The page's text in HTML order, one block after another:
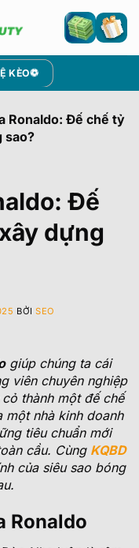
KÈO
Ronaldo: Đế chế tỷ
sao?
Đế
dựng
BỞISEO
giúp chúng ta cái
viên chuyên nghiệp
thành một đế chế
một nhà kinh doanh
tiêu chuẩn mới
cầu. Cùng KQBD
của siêu sao bóng
Ronaldo